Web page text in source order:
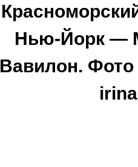
Нью-Йорк —
Вавилон.
irina